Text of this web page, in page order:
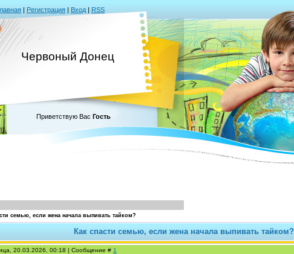
| Регистрация | Вход | RSS
Червоный Донец
Приветствую Вас Гость
семью, если жена начала выпивать тайком?
Как спасти семью, если жена начала выпивать тайком?
20.03.2026, 00:18 | Сообщение # 1